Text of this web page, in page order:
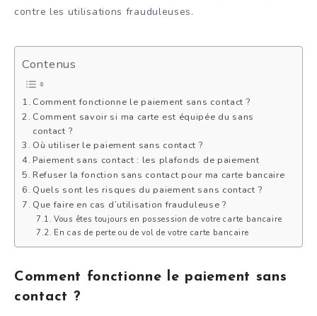
contre les utilisations frauduleuses.
Contenus
Comment fonctionne le paiement sans contact ?
Comment savoir si ma carte est équipée du sans
contact ?
Où utiliser le paiement sans contact ?
Paiement sans contact : les plafonds de paiement
Refuser la fonction sans contact pour ma carte bancaire
Quels sont les risques du paiement sans contact ?
Que faire en cas d’utilisation frauduleuse ?
Vous êtes toujours en possession de votre carte bancaire
En cas de perte ou de vol de votre carte bancaire
Comment fonctionne le paiement sans
contact ?